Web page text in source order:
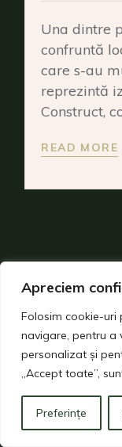
Apreciem
Folosim cookie-uri
navigare, pentru a
personalizat și
„Accept toate”,
Preferințe
Una dintre
confruntă
care s-au
reprezintă
Construct,
READ MORE